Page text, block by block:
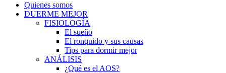
Quienes somos
DUERME MEJOR
FISIOLOGÍA
El sueño
El ronquido y sus causas
Tips para dormir mejor
ANÁLISIS
¿Qué es el AOS?